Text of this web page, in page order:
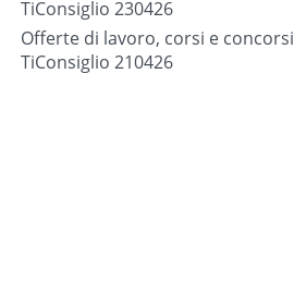
TiConsiglio 230426
Offerte di lavoro, corsi e concorsi
TiConsiglio 210426